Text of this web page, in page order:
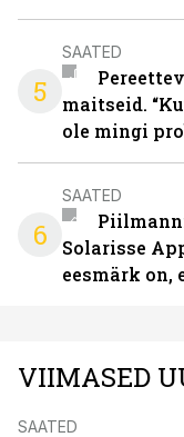
5
SAATED
maitseid.
ole mingi
6
SAATED
Solarisse
eesmärk on,
VIIMASED
SAATED